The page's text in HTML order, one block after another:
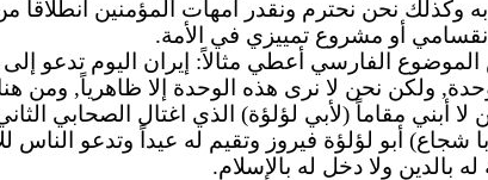
به وكذلك نحن نحترم ونقدر أمهات المؤمنين انطلاقاً
أو مشروع تمييزي في الأمة.
الفارسي أعطي مثالاً: إيران اليوم تدعو
ولكن نحن لا نرى هذه الوحدة إلا ظاهرياً, ومن
لا أبني مقاماً (لأبي لؤلؤة) الذي اغتال الصحابي
شجاع) أبو لؤلؤة فيروز وتقيم له عيداً وتدعو الناس
له بالدين ولا دخل له بالإسلام.